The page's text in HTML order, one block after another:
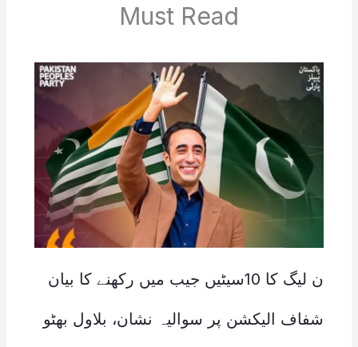
Must Read
ن لیگ کا 10سیٹیں جیب میں رکھنے کا بیان
شفاف الیکشن پر سوالیہ نشان، بلاول بھٹو